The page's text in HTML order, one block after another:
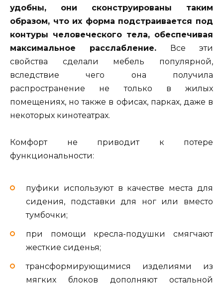
удобны, они сконструированы таким
образом, что их форма подстраивается под
контуры человеческого тела, обеспечивая
максимальное расслабление. Все эти
свойства сделали мебель популярной,
вследствие чего она получила
распространение не только в жилых
помещениях, но также в офисах, парках, даже в
некоторых кинотеатрах.
Комфорт не приводит к потере
функциональности:
пуфики используют в качестве места для
сидения, подставки для ног или вместо
тумбочки;
при помощи кресла-подушки смягчают
жесткие сиденья;
трансформирующимися изделиями из
мягких блоков дополняют остальной